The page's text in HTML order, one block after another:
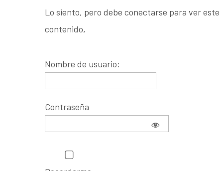
Lo siento, pero debe conectarse para ver este
contenido,
Nombre de usuario:
Contraseña